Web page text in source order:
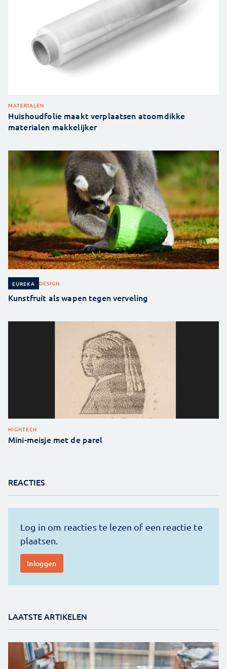
MATERIALEN
Huishoudfolie maakt verplaatsen atoomdikke
materialen makkelijker
EUREKA DESIGN
Kunstfruit als wapen tegen verveling
HIGHTECH
Mini-meisje met de parel
REACTIES
LAATSTE ARTIKELEN